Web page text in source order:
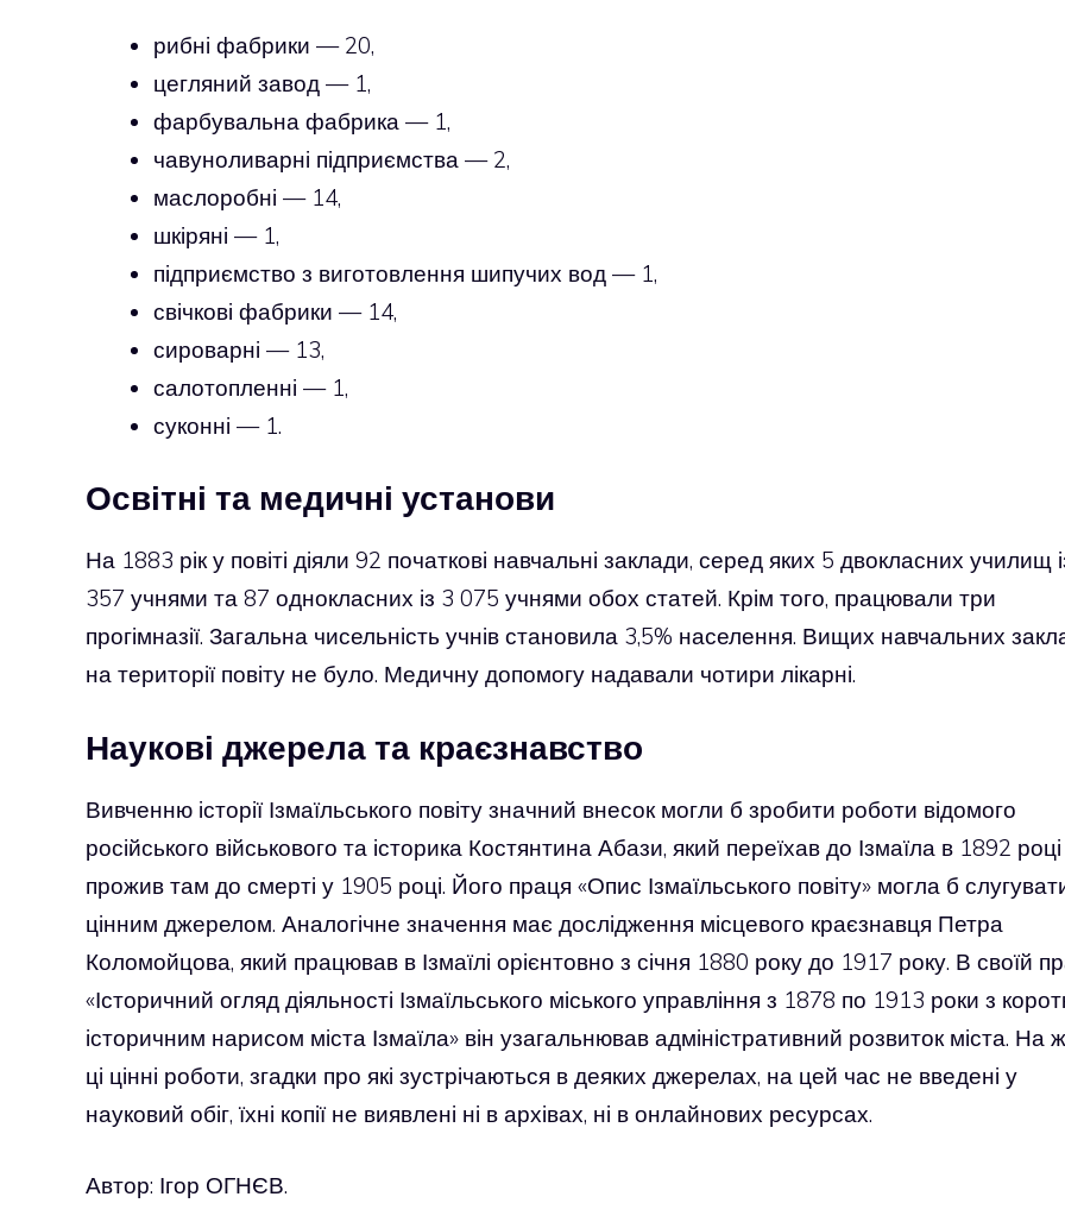
рибні фабрики — 20,
цегляний завод — 1,
фарбувальна фабрика — 1,
чавуноливарні підприємства — 2,
маслоробні — 14,
шкіряні — 1,
підприємство з виготовлення шипучих вод — 1,
свічкові фабрики — 14,
сироварні — 13,
салотопленні — 1,
суконні — 1.
Освітні та медичні установи
На 1883 рік у повіті діяли 92 початкові навчальні заклади, серед яких 5 двокласних училищ
357 учнями та 87 однокласних із 3 075 учнями обох статей. Крім того, працювали три
прогімназії. Загальна чисельність учнів становила 3,5% населення. Вищих навчальних
на території повіту не було. Медичну допомогу надавали чотири лікарні.
Наукові джерела та краєзнавство
Вивченню історії Ізмаїльського повіту значний внесок могли б зробити роботи відомого
російського військового та історика Костянтина Абази, який переїхав до Ізмаїла в 1892 році
прожив там до смерті у 1905 році. Його праця «Опис Ізмаїльського повіту» могла б
цінним джерелом. Аналогічне значення має дослідження місцевого краєзнавця Петра
Коломойцова, який працював в Ізмаїлі орієнтовно з січня 1880 року до 1917 року. В своїй
«Історичний огляд діяльності Ізмаїльського міського управління з 1878 по 1913 роки з
історичним нарисом міста Ізмаїла» він узагальнював адміністративний розвиток міста. На
ці цінні роботи, згадки про які зустрічаються в деяких джерелах, на цей час не введені у
науковий обіг, їхні копії не виявлені ні в архівах, ні в онлайнових ресурсах.
Автор: Ігор ОГНЄВ.